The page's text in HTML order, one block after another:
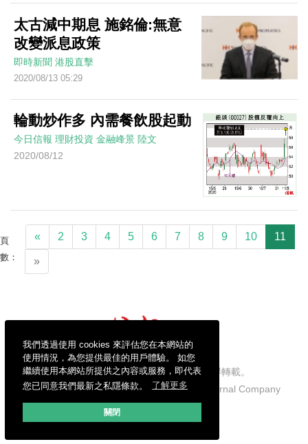
我們透過使用 cookies 來評估您在本網站的
使用情況，為您提供最佳的用戶體驗。 如您
繼續使用本網站所提供之內容或服務，即代表
您已同意我們最新之私隱條款。
了解更多
關閉
太古減中期息 施銘倫:無意
改變派息政策
即時新聞 港股直擊
2020/08/13 05:29
輪動炒作多 內需餐飲股起動
今日信報 理財投資 金融峰景 陸文
2020/08/12
頁
數：
« 2 3 4 5 6 7 8 9 10 11
»
信報財經新聞有限公司版權所有，不得轉載。
Copyright © 2026 Hong Kong Economic Journal Company
Limited. All rights reserved.